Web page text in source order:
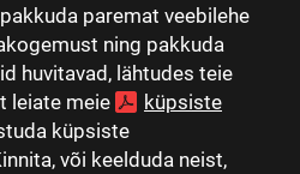
paremat veebilehe
ning pakkuda
huvitavad, lähtudes teie
leiate meie
küpsiste
küpsiste
või keelduda neist,